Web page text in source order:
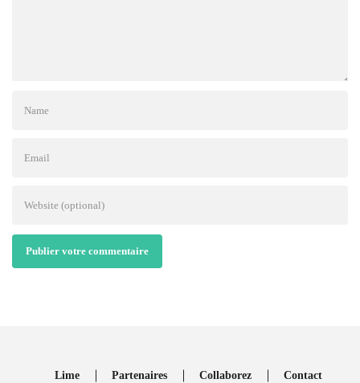
Publier votre commentaire
Lime Partenaires Collaborez Contact